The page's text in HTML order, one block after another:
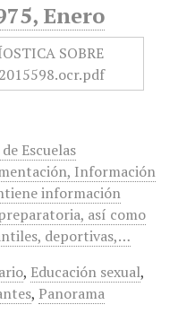
Enero
Escuelas
Información
información
así como
deportivas,…
, Educación sexual,
, Panorama